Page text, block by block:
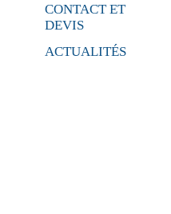
CONTACT ET
DEVIS
ACTUALITÉS